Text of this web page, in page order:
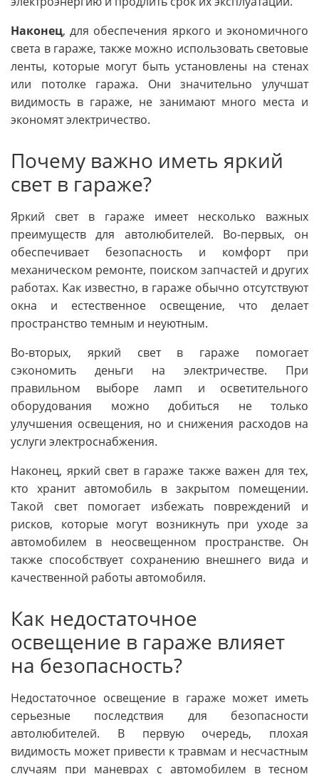
Наконец, для обеспечения яркого и экономичного
света в гараже, также можно использовать световые
ленты, которые могут быть установлены на стенах
или потолке гаража. Они значительно улучшат
видимость в гараже, не занимают много места и
экономят электричество.
Почему важно иметь яркий
свет в гараже?
Яркий свет в гараже имеет несколько важных
преимуществ для автолюбителей. Во-первых, он
обеспечивает безопасность и комфорт при
механическом ремонте, поиском запчастей и других
работах. Как известно, в гараже обычно отсутствуют
окна и естественное освещение, что делает
пространство темным и неуютным.
Во-вторых, яркий свет в гараже помогает
сэкономить деньги на электричестве. При
правильном выборе ламп и осветительного
оборудования можно добиться не только
улучшения освещения, но и снижения расходов на
услуги электроснабжения.
Наконец, яркий свет в гараже также важен для тех,
кто хранит автомобиль в закрытом помещении.
Такой свет помогает избежать повреждений и
рисков, которые могут возникнуть при уходе за
автомобилем в неосвещенном пространстве. Он
также способствует сохранению внешнего вида и
качественной работы автомобиля.
Как недостаточное
освещение в гараже влияет
на безопасность?
Недостаточное освещение в гараже может иметь
серьезные последствия для безопасности
автолюбителей. В первую очередь, плохая
видимость может привести к травмам и несчастным
случаям при маневрах с автомобилем в тесном